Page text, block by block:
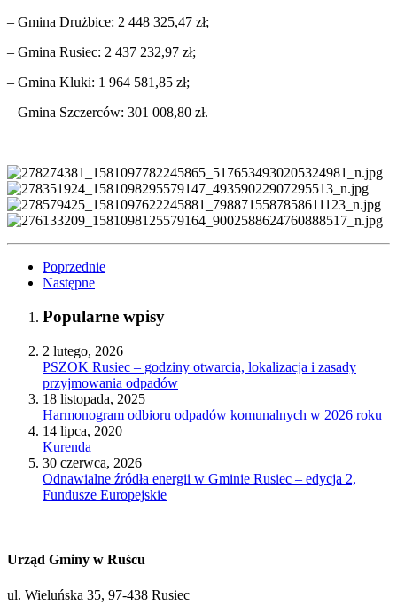
– Gmina Drużbice: 2 448 325,47 zł;
– Gmina Rusiec: 2 437 232,97 zł;
– Gmina Kluki: 1 964 581,85 zł;
– Gmina Szczerców: 301 008,80 zł.
Poprzednie
Następne
Popularne wpisy
2 lutego, 2026
PSZOK Rusiec – godziny otwarcia, lokalizacja i zasady
przyjmowania odpadów
18 listopada, 2025
Harmonogram odbioru odpadów komunalnych w 2026 roku
14 lipca, 2020
Kurenda
30 czerwca, 2026
Odnawialne źródła energii w Gminie Rusiec – edycja 2,
Fundusze Europejskie
Urząd Gminy w Ruścu
ul. Wieluńska 35, 97-438 Rusiec